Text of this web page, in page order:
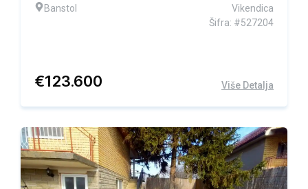
Banstol
Vikendica
Šifra: #527204
€123.600 Više Detalja